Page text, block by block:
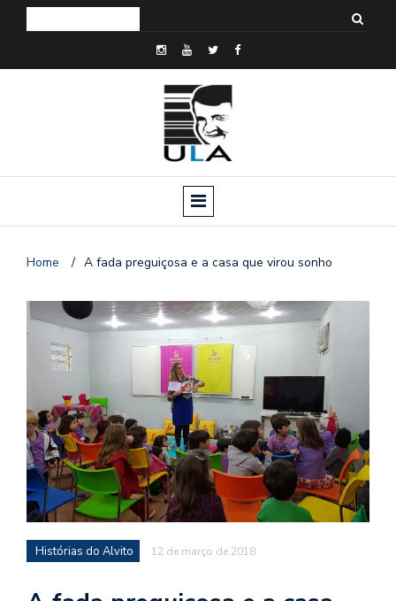
Home / A fada preguiçosa e a casa que virou sonho
Histórias do Alvito 12 de março de 2018